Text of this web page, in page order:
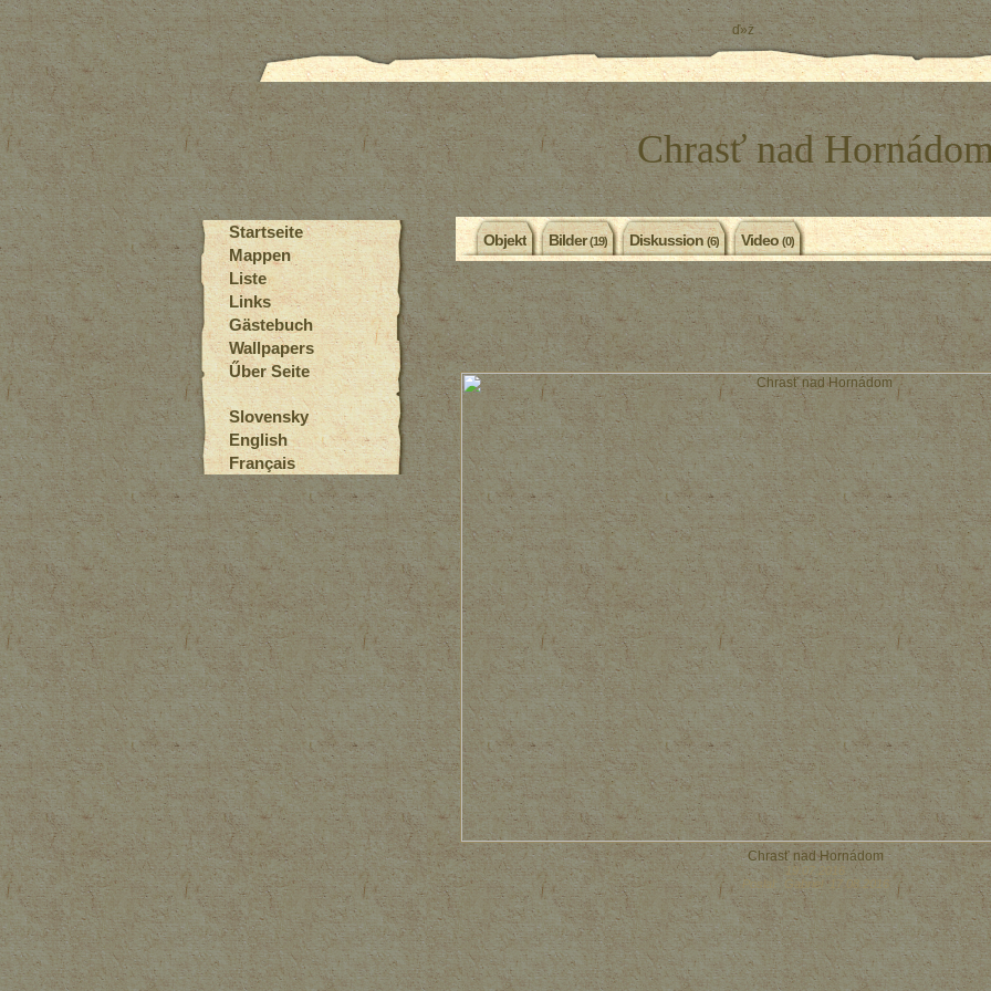
ď»ż
Chrasť nad
Objekt Bilder(19) Diskussion(6) Video(0)
Chrasť nad Hornádom
19.07.2016
Poslal: Gabriel 17.08.2016
Startseite
Mappen
Liste
Links
Gästebuch
Wallpapers
Űber Seite
Slovensky
English
Français